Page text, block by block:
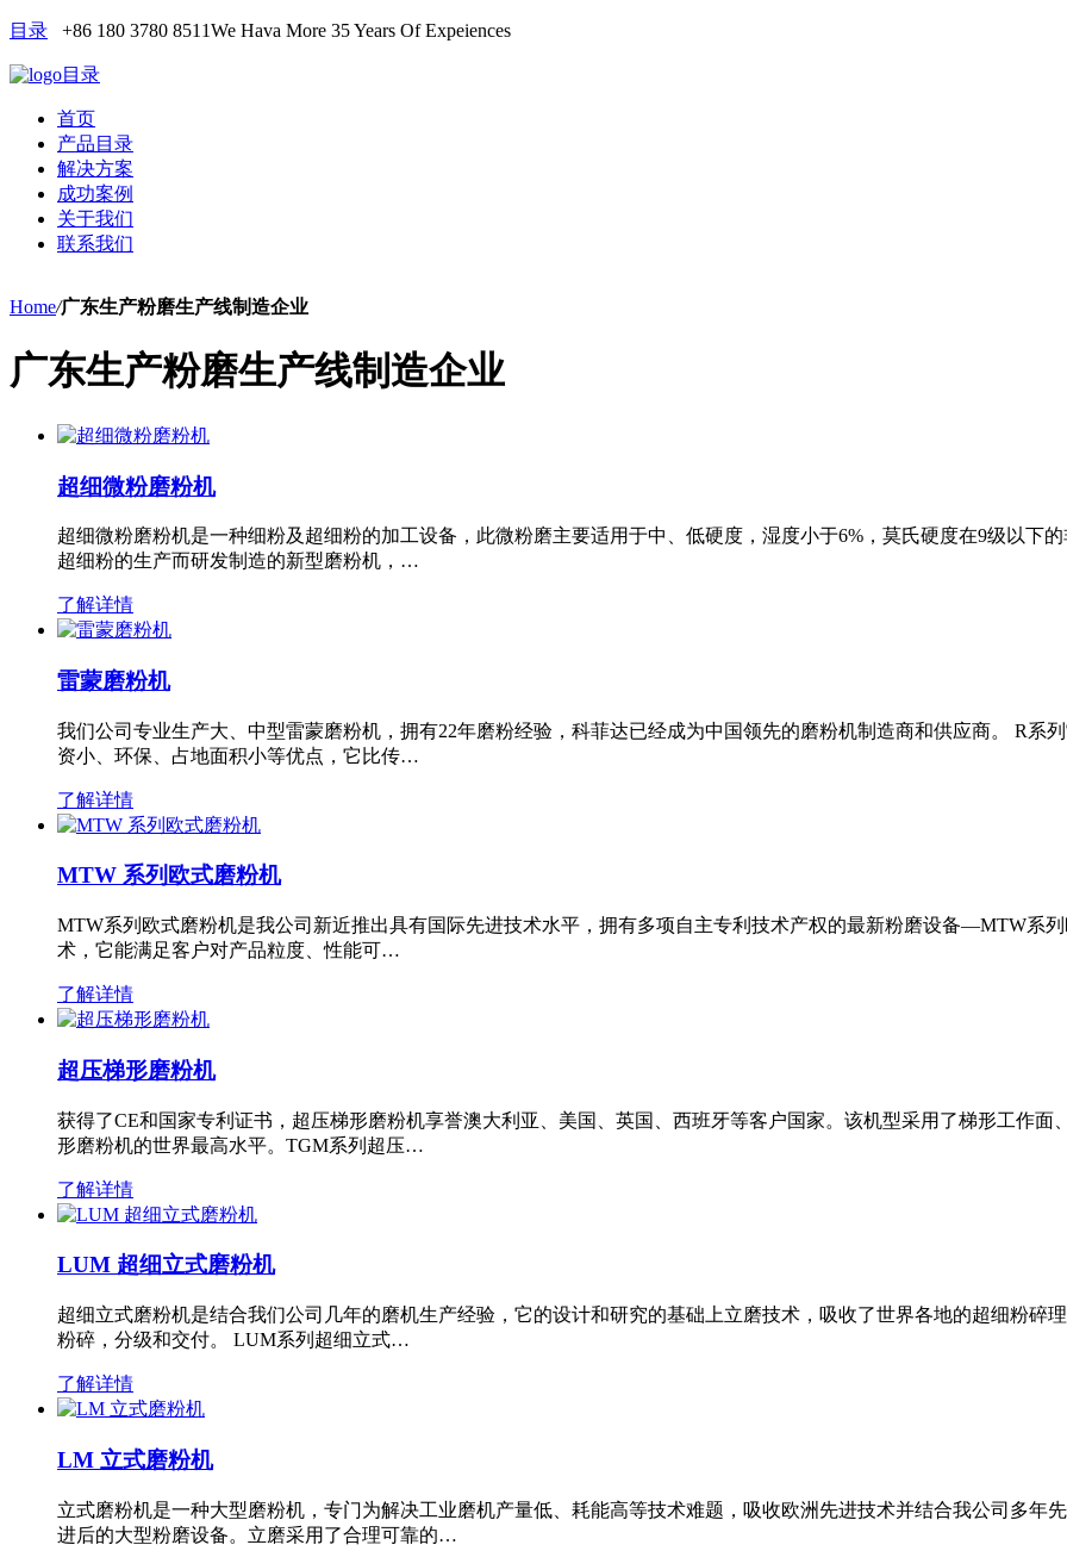
目录 +86 180 3780 8511We Hava More 35 Years Of Expeiences
目录
首页
产品目录
解决方案
成功案例
关于我们
联系我们
Home/广东生产粉磨生产线制造企业
广东生产粉磨生产线制造企业
超细微粉磨粉机
超细微粉磨粉机是一种细粉及超细粉的加工设备，此微粉磨主要适用于中、低硬度，湿度小于6%，莫氏硬度在9级以下
超细粉的生产而研发制造的新型磨粉机，…
了解详情
雷蒙磨粉机
我们公司专业生产大、中型雷蒙磨粉机，拥有22年磨粉经验，科菲达已经成为中国领先的磨粉机制造商和供应商。 R系
资小、环保、占地面积小等优点，它比传…
了解详情
MTW 系列欧式磨粉机
MTW系列欧式磨粉机是我公司新近推出具有国际先进技术水平，拥有多项自主专利技术产权的最新粉磨设备—MTW系
术，它能满足客户对产品粒度、性能可…
了解详情
超压梯形磨粉机
获得了CE和国家专利证书，超压梯形磨粉机享誉澳大利亚、美国、英国、西班牙等客户国家。该机型采用了梯形工作
形磨粉机的世界最高水平。TGM系列超压…
了解详情
LUM 超细立式磨粉机
超细立式磨粉机是结合我们公司几年的磨机生产经验，它的设计和研究的基础上立磨技术，吸收了世界各地的超细粉碎
粉碎，分级和交付。 LUM系列超细立式…
了解详情
LM 立式磨粉机
立式磨粉机是一种大型磨粉机，专门为解决工业磨机产量低、耗能高等技术难题，吸收欧洲先进技术并结合我公司多年
进后的大型粉磨设备。立磨采用了合理可靠的…